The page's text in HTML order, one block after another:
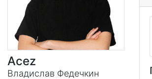
Acez
Владислав Федечкин